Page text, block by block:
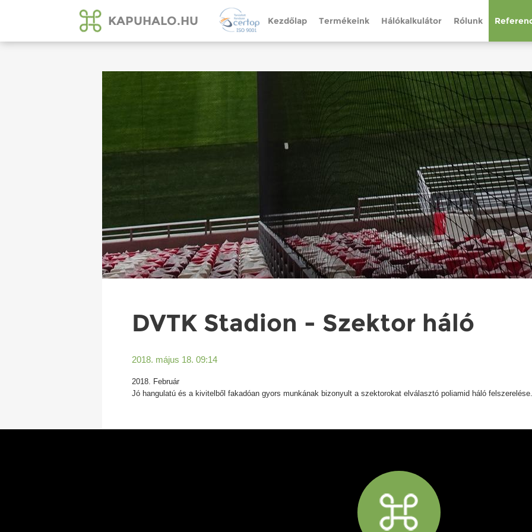
KAPUHALO.HU Kezdőlap Termékeink Hálókalkulátor Rólunk
DVTK Stadion - Szektor háló
2018. május 18. 09:14
2018. Február
Jó hangulatú és a kivitelből fakadóan gyors munkának bizonyult a szektorokat elválasztó poliamid háló felszerelése.